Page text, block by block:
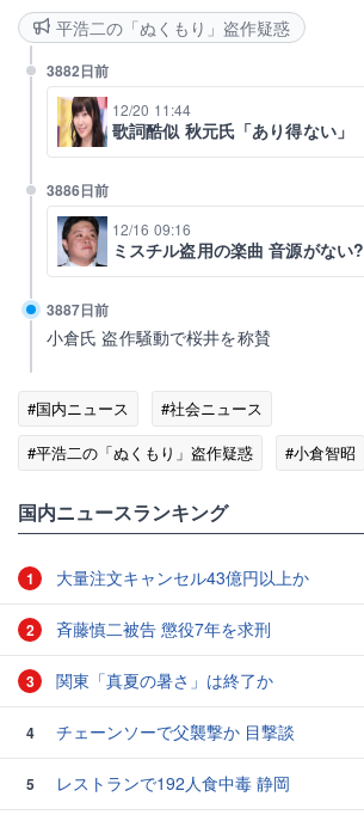
平浩二の「ぬくもり」盗作疑惑
3882日前
12/20 11:44
歌詞酷似 秋元氏「あり得ない」
3886日前
12/16 09:16
ミスチル盗用の楽曲 音源がない?
3887日前
小倉氏 盗作騒動で桜井を称賛
#国内ニュース
#社会ニュース
#平浩二の「ぬくもり」盗作疑惑
#小倉智昭
国内ニュースランキング
1 大量注文キャンセル43億円以上か
2 斉藤慎二被告 懲役7年を求刑
3 関東「真夏の暑さ」は終了か
4 チェーンソーで父襲撃か 目撃談
5
レストランで192人食中毒 静岡